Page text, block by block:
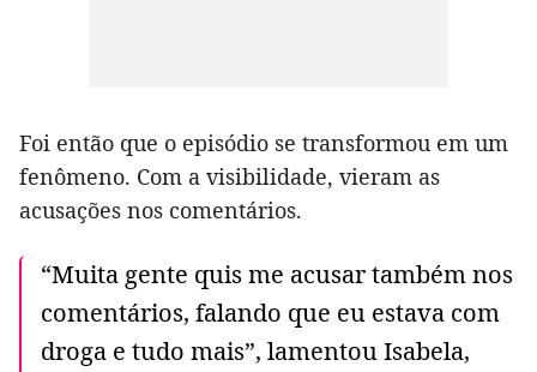
Foi então que o episódio se transformou em um
fenômeno. Com a visibilidade, vieram as
acusações nos comentários.
“Muita gente quis me acusar também nos
comentários, falando que eu estava com
droga e tudo mais”, lamentou Isabela,